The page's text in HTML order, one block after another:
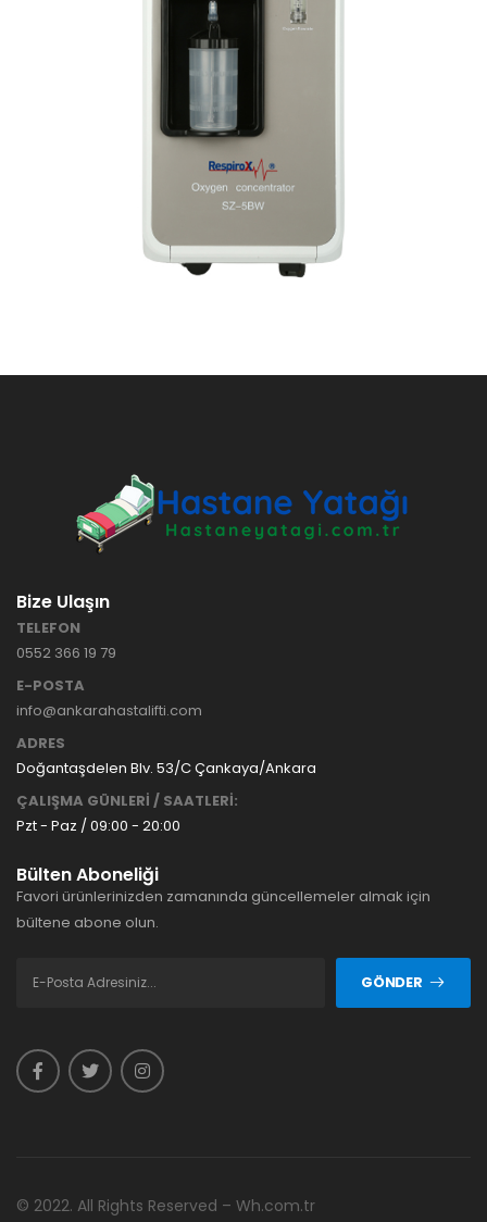
Bize Ulaşın
TELEFON
0552 366 19 79
E-POSTA
info@ankarahastalifti.com
ADRES
Doğantaşdelen Blv. 53/C Çankaya/Ankara
ÇALIŞMA GÜNLERİ / SAATLERİ:
Pzt - Paz / 09:00 - 20:00
Bülten Aboneliği
Favori ürünlerinizden zamanında güncellemeler almak için
bültene abone olun.
GÖNDER
© 2022. All Rights Reserved – Wh.com.tr